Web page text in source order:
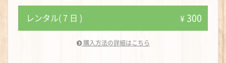
レンタル( 7 日 ) ¥300
購入方法の詳細はこちら